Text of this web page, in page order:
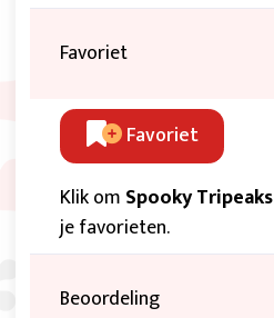
Favoriet
Favoriet
Klik om Spooky Tripeaks
je favorieten.
Beoordeling